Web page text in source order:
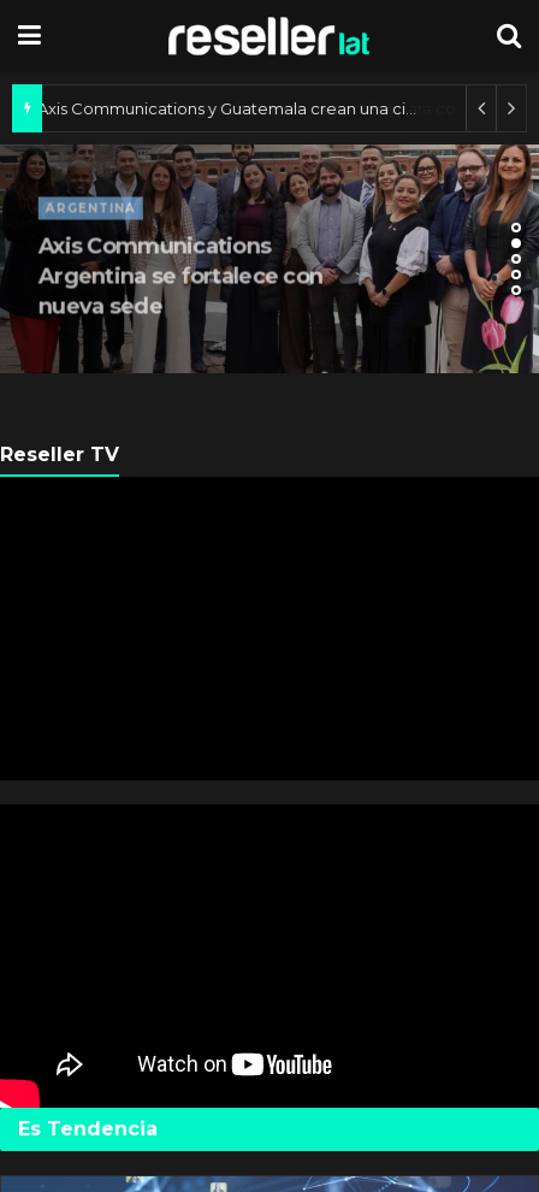
ARGENTINA
Axis Communications
Argentina se fortalece con
nueva sede
Reseller TV
Es Tendencia